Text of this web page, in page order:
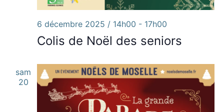
Colis de Noël des seniors
6 décembre 2025 / 14h00 - 17h00
sam
20